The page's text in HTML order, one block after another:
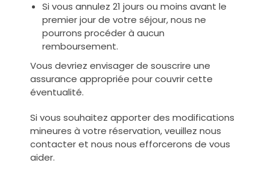
Si vous annulez 21 jours ou moins avant le
premier jour de votre séjour, nous ne
pourrons procéder à aucun
remboursement.
Vous devriez envisager de souscrire une
assurance appropriée pour couvrir cette
éventualité.
Si vous souhaitez apporter des modifications
mineures à votre réservation, veuillez nous
contacter et nous nous efforcerons de vous
aider.